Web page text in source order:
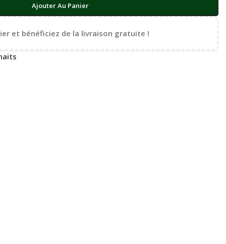
Ajouter Au Panier
et bénéficiez de la livraison gratuite !